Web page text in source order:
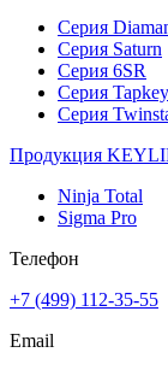
Серия
Серия Saturn
Серия 6SR
Серия Tapkey
Серия
Продукция
Ninja Total
Sigma Pro
Телефон
+7 (499) 112-35-55
Email